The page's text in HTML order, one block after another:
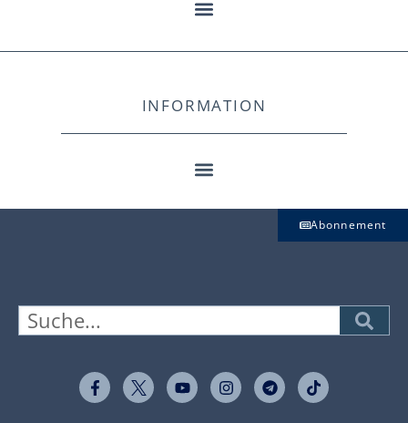
INFORMATION
Abonnement